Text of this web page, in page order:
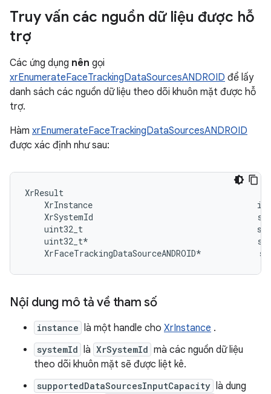
Truy vấn các nguồn dữ liệu được hỗ
trợ
Các ứng dụng nên gọi
xrEnumerateFaceTrackingDataSourcesANDROID để lấy
danh sách các nguồn dữ liệu theo dõi khuôn mặt được hỗ
trợ.
Hàm xrEnumerateFaceTrackingDataSourcesANDROID
được xác định như sau:
XrResult
XrInstance
XrSystemId
uint32_t
uint32_t*
Nội dung mô tả về tham số
instance là một handle cho XrInstance .
systemId là XrSystemId mà các nguồn dữ liệu
theo dõi khuôn mặt sẽ được liệt kê.
supportedDataSourcesInputCapacity là dung